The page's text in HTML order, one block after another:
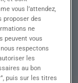
terrain
sur le
talutage,
vous l’attendez,
proposer des
ne
peuvent vous
respectons
les
au bon
puis sur les titres